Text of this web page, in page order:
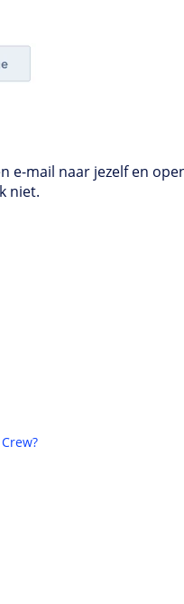
e-mail naar jezelf en
niet.